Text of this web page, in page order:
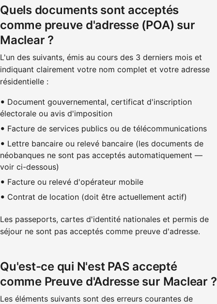
Quels documents sont acceptés
comme preuve d'adresse (POA) sur
Maclear ?
L'un des suivants, émis au cours des 3 derniers mois et
indiquant clairement votre nom complet et votre adresse
résidentielle :
Document gouvernemental, certificat d'inscription
électorale ou avis d'imposition
Facture de services publics ou de télécommunications
Lettre bancaire ou relevé bancaire (les documents de
néobanques ne sont pas acceptés automatiquement —
voir ci-dessous)
Facture ou relevé d'opérateur mobile
Contrat de location (doit être actuellement actif)
Les passeports, cartes d'identité nationales et permis de
séjour ne sont pas acceptés comme preuve d'adresse.
Qu'est-ce qui N'est PAS accepté
comme Preuve d'Adresse sur Maclear ?
Les éléments suivants sont des erreurs courantes de